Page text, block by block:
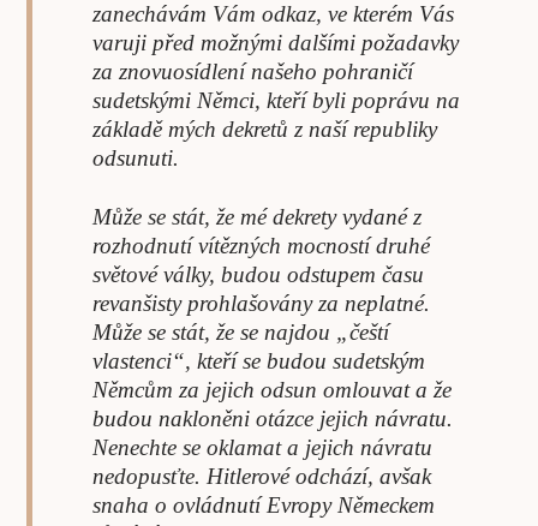
zanechávám Vám odkaz, ve kterém Vás
varuji před možnými dalšími požadavky
za znovuosídlení našeho pohraničí
sudetskými Němci, kteří byli poprávu na
základě mých dekretů z naší republiky
odsunuti.
Může se stát, že mé dekrety vydané z
rozhodnutí vítězných mocností druhé
světové války, budou odstupem času
revanšisty prohlašovány za neplatné.
Může se stát, že se najdou „čeští
vlastenci“, kteří se budou sudetským
Němcům za jejich odsun omlouvat a že
budou nakloněni otázce jejich návratu.
Nenechte se oklamat a jejich návratu
nedopusťte. Hitlerové odchází, avšak
snaha o ovládnutí Evropy Německem